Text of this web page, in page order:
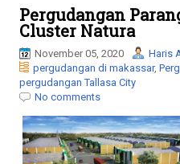
November 05, 2020
Haris
pergudangan di makassar ,
pergudangan Tallasa City
No comments